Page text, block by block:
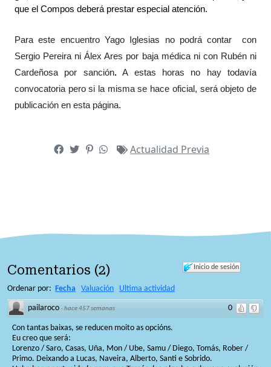
que el Compos deberá prestar especial atención.
Para este encuentro Yago Iglesias no podrá contar  con
Sergio Pereira ni Álex Ares por baja médica ni con Rubén ni
Cardeñosa por sanción. A estas horas no hay todavía
convocatoria pero si la misma se hace oficial, será objeto de
publicación en esta página.
Actualidad Previa
Inicio de sesión
Comentarios (2)
Ordenar por: Fecha Valuación Ultima actividad
0
pailaroco ·hace 457 semanas
Con tantas baixas, se reducen moito as opcións.
Eu creo que será:
Lorenzo / Saro, Casas, Uña, Mon / Ube, Samu / Diego, Tomás, Rober /
Primo. Deixando a Lucas, Naveira, Alberto, Santi e Sobrido.